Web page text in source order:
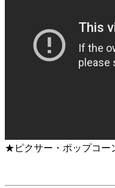
★ピクサー・ポップコー